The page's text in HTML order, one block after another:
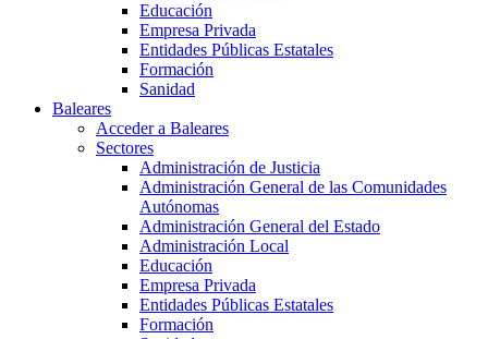
Educación
Empresa Privada
Entidades Públicas Estatales
Formación
Sanidad
Baleares
Acceder a Baleares
Sectores
Administración de Justicia
Administración General de las Comunidades
Autónomas
Administración General del Estado
Administración Local
Educación
Empresa Privada
Entidades Públicas Estatales
Formación